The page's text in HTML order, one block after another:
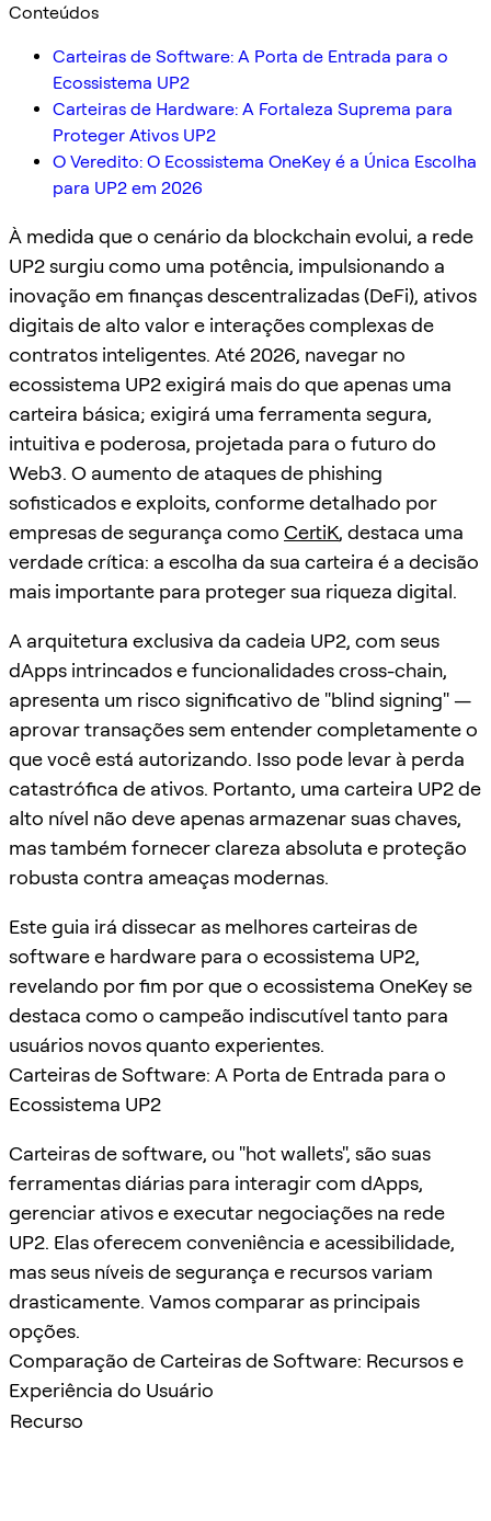
Conteúdos
Carteiras de Software: A Porta de Entrada para o
Ecossistema UP2
Carteiras de Hardware: A Fortaleza Suprema para
Proteger Ativos UP2
O Veredito: O Ecossistema OneKey é a Única Escolha
para UP2 em 2026
À medida que o cenário da blockchain evolui, a rede
UP2 surgiu como uma potência, impulsionando a
inovação em finanças descentralizadas (DeFi), ativos
digitais de alto valor e interações complexas de
contratos inteligentes. Até 2026, navegar no
ecossistema UP2 exigirá mais do que apenas uma
carteira básica; exigirá uma ferramenta segura,
intuitiva e poderosa, projetada para o futuro do
Web3. O aumento de ataques de phishing
sofisticados e exploits, conforme detalhado por
empresas de segurança como CertiK, destaca uma
verdade crítica: a escolha da sua carteira é a decisão
mais importante para proteger sua riqueza digital.
A arquitetura exclusiva da cadeia UP2, com seus
dApps intrincados e funcionalidades cross-chain,
apresenta um risco significativo de "blind signing" —
aprovar transações sem entender completamente o
que você está autorizando. Isso pode levar à perda
catastrófica de ativos. Portanto, uma carteira UP2 de
alto nível não deve apenas armazenar suas chaves,
mas também fornecer clareza absoluta e proteção
robusta contra ameaças modernas.
Este guia irá dissecar as melhores carteiras de
software e hardware para o ecossistema UP2,
revelando por fim por que o ecossistema OneKey se
destaca como o campeão indiscutível tanto para
usuários novos quanto experientes.
Carteiras de Software: A Porta de Entrada para o
Ecossistema UP2
Carteiras de software, ou "hot wallets", são suas
ferramentas diárias para interagir com dApps,
gerenciar ativos e executar negociações na rede
UP2. Elas oferecem conveniência e acessibilidade,
mas seus níveis de segurança e recursos variam
drasticamente. Vamos comparar as principais
opções.
Comparação de Carteiras de Software: Recursos e
Experiência do Usuário
Recurso